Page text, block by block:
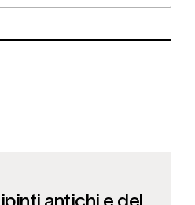
antichi e del